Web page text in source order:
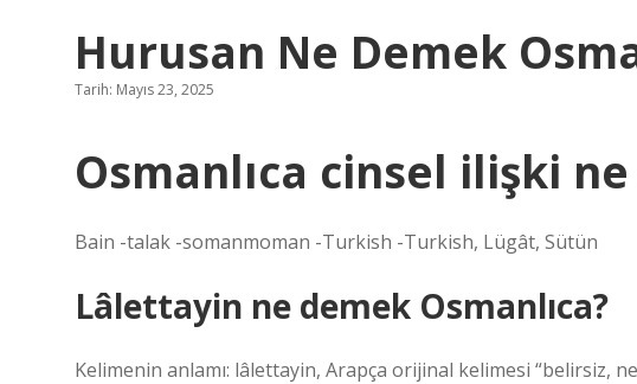
Hurusan Ne Demek
Tarih: Mayıs 23, 2025
Osmanlıca cinsel ilişki
Bain -talak -somanmoman -Turkish -Turkish, Lügât, Sütün
Lâlettayin ne demek Osmanlıca?
Kelimenin anlamı: lâlettayin, Arapça orijinal kelimesi “belirsiz,